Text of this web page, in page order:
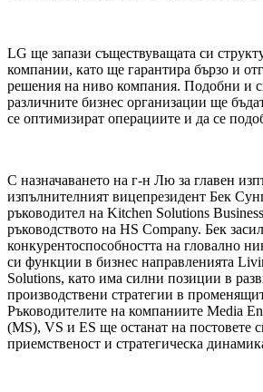
LG ще запази съществуващата си
компании, като ще гарантира бързо и
решения на ниво компания. Подобни и
различните бизнес организации ще
се оптимизират операциите и да се
С назначаването на г-н Лю за главен
изпълнителният вицепрезидент Бек
ръководител на Kitchen Solutions
ръководството на HS Company. Бек
конкурентоспособността на гловално
си функции в бизнес направленията
Solutions, като има силни позиции в
производствени стратегии в
Ръководителите на компаниите Media
(MS), VS и ES ще останат на постовете
приемственост и стратегическа